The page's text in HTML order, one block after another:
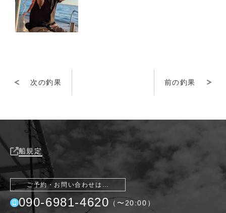
次の釣果 前の釣果
船規定
ご予約・お問い合わせは…
090-6981-4620 （〜20:00 ）